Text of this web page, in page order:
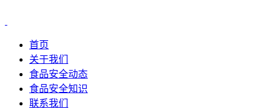
首页
关于我们
食品安全动态
食品安全知识
联系我们